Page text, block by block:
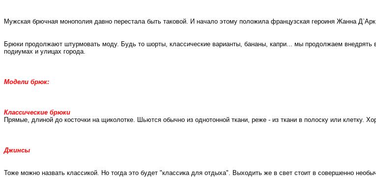
Мужская брючная монополия давно перестала быть таковой. И начало этому положила французская героиня Жанна
Брюки продолжают штурмовать моду. Будь то шорты, классические варианты, бананы, капри... мы продолжаем внедрять
подиумах и улицах города.
Модели брюк:
Классические брюки
Прямые, длиной до косточки на щиколотке. Шьются обычно из однотонной ткани, реже - из ткани в полоску или клетку.
Джинсы
Тоже можно назвать классикой. Но тогда это будет "классика для отдыха". Выходить же в свет стоит в совершенно